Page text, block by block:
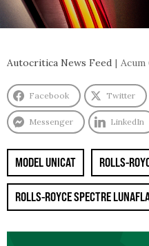
Autocritica News Feed Acum
Facebook Twitter
Messenger LinkedIn
MODEL UNICAT ROLLS-
ROLLS-ROYCE SPECTRE